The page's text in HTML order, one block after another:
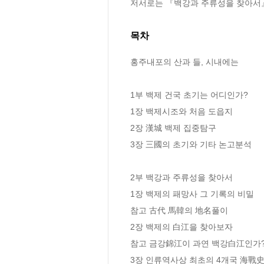
저서로는 『백강과 주류성을 찾아서
목차
홍주내포의 산과 들, 시내에는
1부 백제 건국 초기는 어디인가?
1장 백제시조와 처음 도읍지
2장 漢城 백제 집중탐구
3장 三國의 초기와 기타 논고분석
2부 백강과 주류성을 찾아서
1장 백제의 패망사 그 기록의 비밀
참고 古代 馬韓의 地名풀이
2장 백제의 白江을 찾아보자
참고 금강錦江이 과연 백강白江인가
3장 인류역사상 최초의 4개국 海戰史